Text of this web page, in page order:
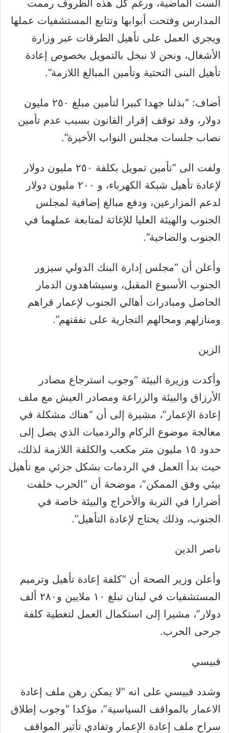
الست الماضية، ورغم كل هذه الظروف رممت
المدارس وفتحت أبوابها وتتابع المستشفيات عملها
ويجري العمل على تأهيل الطرقات عبر وزارة
الأشغال، ونحن لا نبخل بالتمويل بخصوص إعادة
تأهيل البنى التحتية وتأمين المبالغ اللازمة”.
أضاف: “بذلنا جهدا كبيرا لتأمين مبلغ ٢٥٠ مليون
دولار، وقد توقف إقرار القانون بسبب عدم تأمين
نصاب جلسات مجلس النواب الأخيرة”.
ولفت الى “تأمين تمويل بكلفة ٢٥٠ مليون دولار
لإعادة تأهيل شبكة الكهرباء، و ٢٠٠ مليون دولار
لدعم المزارعين، ودفع مبالغ إضافية لمجلس
الجنوب والهيئة العليا للإغاثة لمتابعة عملهما في
الجنوب والضاحية”.
وأعلن أن “مجلس إدارة البنك الدولي سيزور
الجنوب الأسبوع المقبل، وسيشاهدون الدمار
الحاصل ومبادرات أهالي الجنوب لإعمار قراهم
ومنازلهم ومحالهم التجارية على نفقتهم”.
الزين
وأكدت وزيرة البيئة “وجوب استرجاع مصادر
الأرزاق والبيئة والزراعة ومصادر العيش مع ملف
إعادة الإعمار”، مشيرة إلى أن “هناك مشكلة في
معالجة موضوع الركام والردميات الذي يصل إلى
حدود ١٥ مليون متر مكعب والكلفة اللازمة لذلك،
حيث بدأ العمل في الردمات بشكل جزئي مع تأهيل
بيئي وفق الممكن”، موضحة أن “الحرب خلفت
أضرارا في التربة والأحراج والبيئة خاصة في
الجنوب، وذلك يحتاج لإعادة التأهيل”.
ناصر الدين
وأعلن وزير الصحة أن “كلفة إعادة تأهيل وترميم
المستشفيات في لبنان تبلغ ١٠ ملايين و٢٨٠ ألف
دولار”، مشيرا إلى استكمال العمل لتغطية كلفة
جرحى الحرب.
قبيسي
وشدد قبيسي على انه “لا يمكن رهن ملف إعادة
الاعمار بالمواقف السياسية”، مؤكدا “وجوب إطلاق
سراح ملف إعادة الإعمار وتفادي تأثير المواقف